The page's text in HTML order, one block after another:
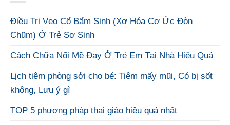
Điều Trị Vẹo Cổ Bẩm Sinh (Xơ Hóa Cơ Ức Đòn
Chũm) Ở Trẻ Sơ Sinh
Cách Chữa Nổi Mề Đay Ở Trẻ Em Tại Nhà Hiệu Quả
Lịch tiêm phòng sởi cho bé: Tiêm mấy mũi, Có bị sốt
không, Lưu ý gì
TOP 5 phương pháp thai giáo hiệu quả nhất